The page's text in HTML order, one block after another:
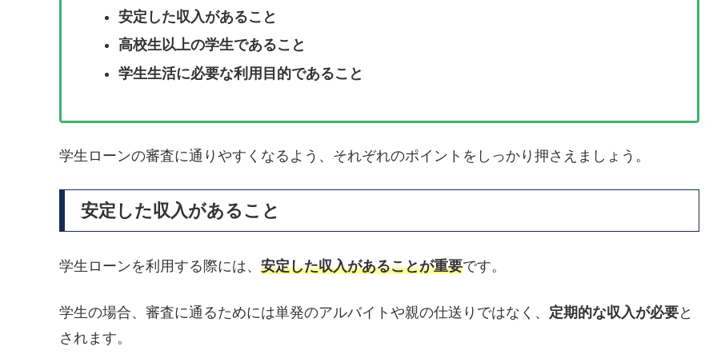
安定した収入があること
高校生以上の学生であること
学生生活に必要な利用目的であること
学生ローンの審査に通りやすくなるよう、それぞれのポイントをしっかり押さえましょう。
安定した収入があること
学生ローンを利用する際には、 安定した収入があることが重要です。
学生の場合、審査に通るためには単発のアルバイトや親の仕送りではなく、 定期的な収入が必要と
されます。